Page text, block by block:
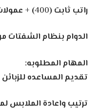
400
)
+ عمولات
الشفتاتمن الساعه9-5
للزبائنوالتاكدمن
الملابسلمكانهابعد